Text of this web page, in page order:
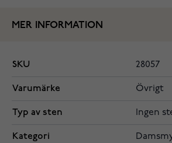
MER INFORMATION
SKU 28057
Varumärke Övrigt
Typ av sten Ingen
Kategori